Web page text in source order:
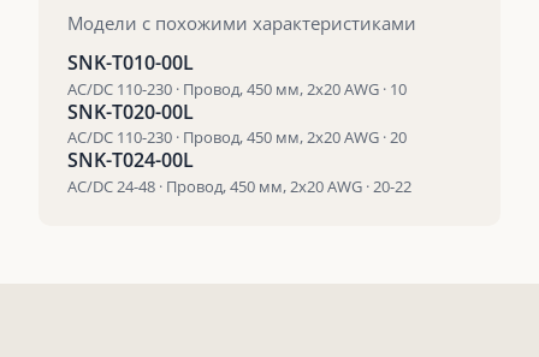
Модели с похожими характеристиками
SNK-T010-00L
AC/DC 110-230 · Провод, 450 мм, 2х20 AWG · 10
SNK-T020-00L
AC/DC 110-230 · Провод, 450 мм, 2х20 AWG · 20
SNK-T024-00L
AC/DC 24-48 · Провод, 450 мм, 2х20 AWG · 20-22